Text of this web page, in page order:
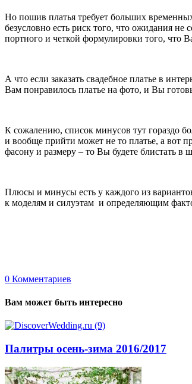
Но пошив платья требует больших
безусловно есть риск того, что ожидания не
портного и четкой формулировки того, что
А что если заказать свадебное платье в
Вам понравилось платье на фото, и Вы
К сожалению, список минусов тут гораздо
и вообще прийти может не то платье, а вот
фасону и размеру – то Вы будете блистать
Плюсы и минусы есть у каждого из
к моделям и силуэтам и определяющим
0 Комментариев
Вам может быть интересно
Палитры осень-зима 2016/2017